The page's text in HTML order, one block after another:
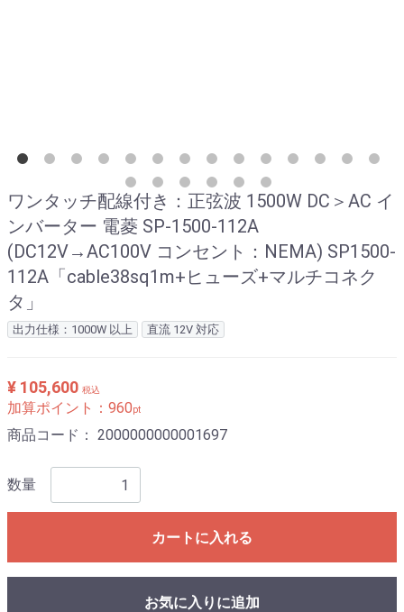
ワンタッチ配線付き：正弦波 1500W DC＞AC イ
ンバーター 電菱 SP-1500-112A
(DC12V→AC100V コンセント：NEMA) SP1500-
112A「cable38sq1m+ヒューズ+マルチコネク
タ」
出力仕様：1000W 以上 直流 12V 対応
¥ 105,600 税込
加算ポイント： 960pt
商品コード： 2000000000001697
数量
カートに入れる
お気に入りに追加